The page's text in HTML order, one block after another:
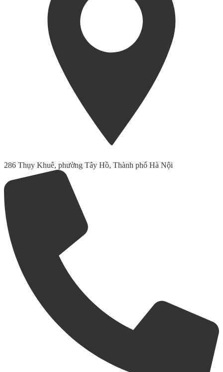
286 Thụy Khuê, phường Tây Hồ, Thành phố Hà Nội